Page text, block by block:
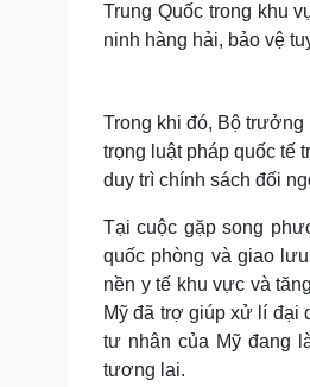
Trung Quốc trong khu
ninh hàng hải, bảo vệ
Trong khi đó, Bộ
trọng luật pháp quốc tế
duy trì chính sách đối
Tại cuộc gặp song
quốc phòng và giao
nền y tế khu vực và
Mỹ đã trợ giúp xử lí đại
tư nhân của Mỹ đang
tương lai.